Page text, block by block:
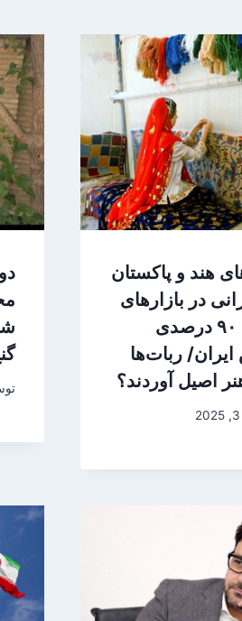
هند و پاکستان
در بازارهای
جهانی؛ کاهش ۹۰ درصدی
ربات‌ها
اصیل آوردند؟